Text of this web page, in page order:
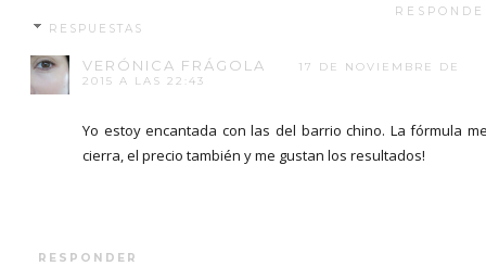
RESPUESTAS
VERÓNICA FRÁGOLA
17 DE NOVIEMBRE DE
2015 A LAS 22:43
Yo estoy encantada con las del barrio chino. La fórmula
cierra, el precio también y me gustan los resultados!
RESPONDER